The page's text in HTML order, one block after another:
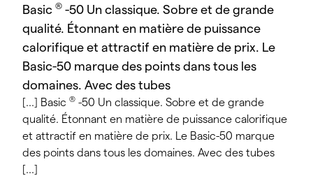
Basic ® -50 Un classique. Sobre et de grande
qualité. Étonnant en matière de puissance
calorifique et attractif en matière de prix. Le
Basic-50 marque des points dans tous les
domaines. Avec des tubes
[...] Basic ® -50 Un classique. Sobre et de grande
qualité. Étonnant en matière de puissance calorifique
et attractif en matière de prix. Le Basic-50 marque
des points dans tous les domaines. Avec des tubes
[...]